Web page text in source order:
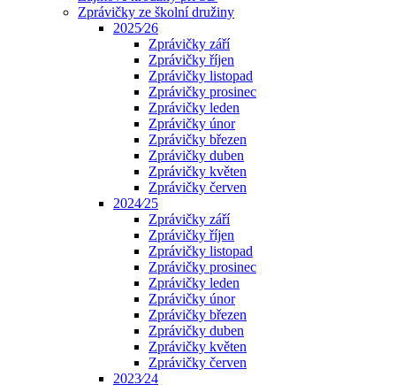
Zprávičky ze školní družiny
2025⁄26
Zprávičky září
Zprávičky říjen
Zprávičky listopad
Zprávičky prosinec
Zprávičky leden
Zprávičky únor
Zprávičky březen
Zprávičky duben
Zprávičky květen
Zprávičky červen
2024⁄25
Zprávičky září
Zprávičky říjen
Zprávičky listopad
Zprávičky prosinec
Zprávičky leden
Zprávičky únor
Zprávičky březen
Zprávičky duben
Zprávičky květen
Zprávičky červen
2023⁄24